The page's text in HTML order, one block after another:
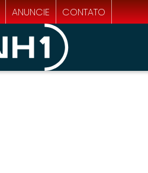
ANUNCIE CONTATO